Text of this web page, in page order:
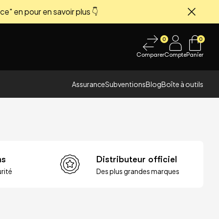
en pour en savoir plus 👇
0
ComparerCompte
0
Panier
AssuranceSubventionsBlogBoîte à outils
Distributeur officiel
Des plus grandes marques